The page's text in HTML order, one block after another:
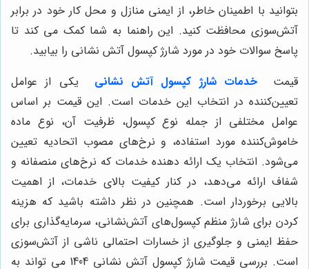
بتوانید با اطمینان خاطر، از ایمنی منازل و محل کار خود در برابر
آتش‌سوزی محافظت کنید. این راهنما به شما کمک می کند تا
پاسخ سوالات خود در مورد شارژ کپسول آتش نشانی را بیابید.
قیمت
خدمات شارژ کپسول آتش نشانی
یکی از عوامل
تعیین‌کننده در انتخاب این خدمات است. این قیمت بر اساس
عوامل مختلفی از جمله نوع کپسول، ظرفیت آن، نوع ماده
خاموش‌کننده مورد استفاده، و نرخ‌های مصوب اتحادیه تعیین
می‌شود. انتخاب یک ارائه دهنده خدمات که نرخ‌های منصفانه و
شفاف ارائه می‌دهد، در کنار کیفیت بالای خدمات، از اهمیت
بالایی برخوردار است. همچنین در نظر داشته باشید که هزینه
کردن برای شارژ منظم کپسول‌های آتش‌نشانی، سرمایه‌گذاری برای
حفظ ایمنی و جلوگیری از خسارات احتمالی ناشی از آتش‌سوزی
است. بررسی قیمت شارژ کپسول آتش نشانی 1404 می تواند به